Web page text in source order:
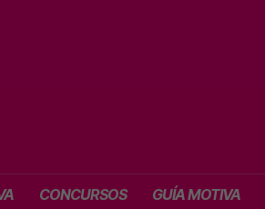
CONCURSOS GUÍA MOTIVA